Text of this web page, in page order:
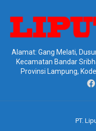
Alamat: Gang Melati,
Kecamatan Bandar
Provinsi Lampung,
PT.